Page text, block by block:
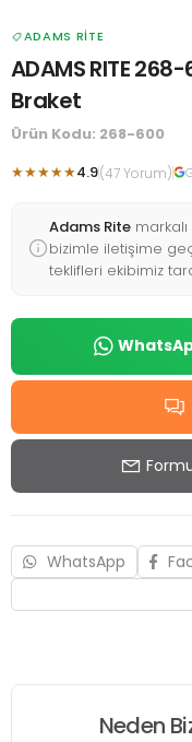
ADAMS RITE
ADAMS RITE
Braket
Ürün Kodu: 268-600
★★★★★4.9(47 Yorum)
Adams Rite
bizimle iletişime
teklifleri ekibimiz
WhatsApp
Neden